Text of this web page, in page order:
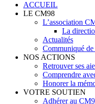
ACCUEIL
LE CM98
L’association
La
Actualités
Communiqué
NOS ACTIONS
Retrouver ses
Comprendre
Honorer la
VOTRE SOUTIEN
Adhérer au